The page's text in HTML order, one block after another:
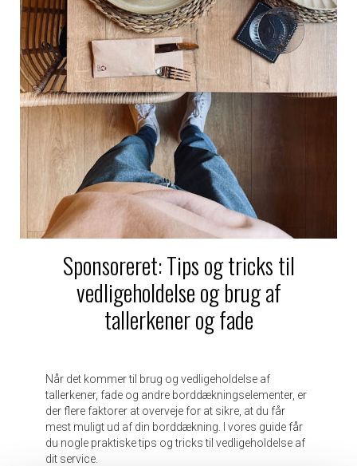
Sponsoreret: Tips og tricks til
vedligeholdelse og brug af
tallerkener og fade
Når det kommer til brug og vedligeholdelse af
tallerkener, fade og andre borddækningselementer, er
der flere faktorer at overveje for at sikre, at du får
mest muligt ud af din borddækning. I vores guide får
du nogle praktiske tips og tricks til vedligeholdelse af
dit service.